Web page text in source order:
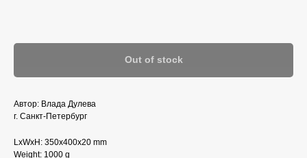
Out of stock
Автор: Влада Дулева
г. Санкт-Петербург
LxWxH: 350x400x20 mm
Weight: 1000 g